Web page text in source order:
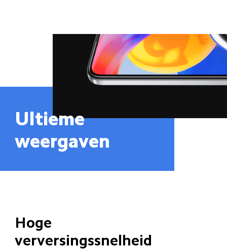
Ultieme
weergaven
Hoge
verversingssnelheid